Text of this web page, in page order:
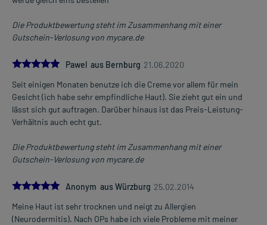
Die Produktbewertung steht im Zusammenhang mit einer
Gutschein-Verlosung von mycare.de
5.0
Pawel aus Bernburg 21.06.2020
Seit einigen Monaten benutze ich die Creme vor allem für mein
Gesicht (ich habe sehr empfindliche Haut). Sie zieht gut ein und
lässt sich gut auftragen. Darüber hinaus ist das Preis-Leistung-
Verhältnis auch echt gut.
Die Produktbewertung steht im Zusammenhang mit einer
Gutschein-Verlosung von mycare.de
5.0Anonym aus Würzburg 25.02.2014
Meine Haut ist sehr trocknen und neigt zu Allergien
(Neurodermitis). Nach OPs habe ich viele Probleme mit meiner